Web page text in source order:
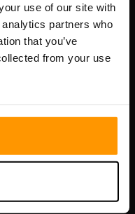
use of our site with
partners who
that you’ve
from your use
Kesklinna linnaosa,